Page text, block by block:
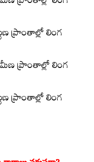
ప్రాంతాల్లో లింగ
ప్రాంతాల్లో లింగ
ప్రాంతాల్లో లింగ